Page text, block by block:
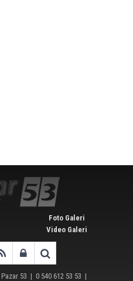
Foto Galeri
Video Galeri
Pazar 53 | 0 540 612 53 53 |